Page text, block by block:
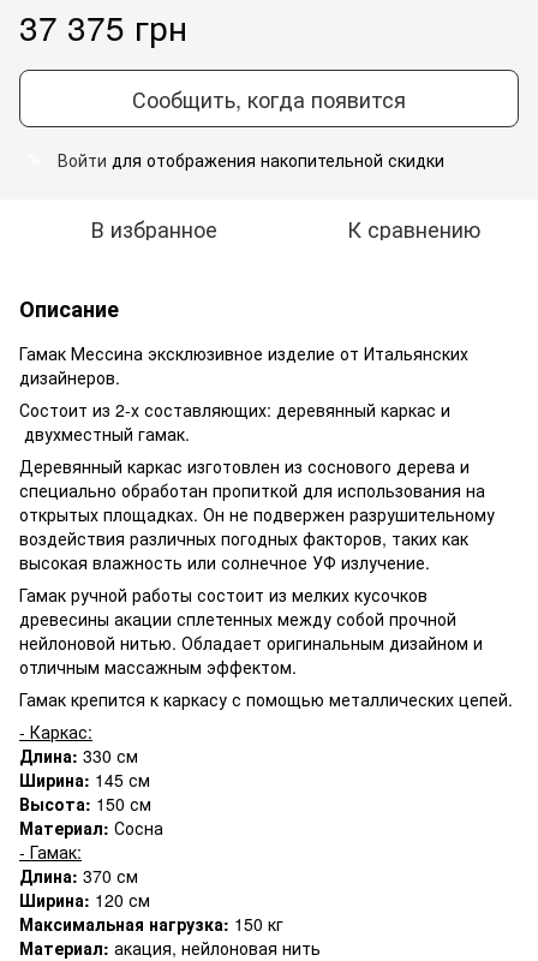
37 375 грн
Сообщить, когда появится
Войти для отображения накопительной скидки
В избранное К сравнению
Описание
Гамак Мессина эксклюзивное изделие от Итальянских
дизайнеров.
Состоит из 2-х составляющих: деревянный каркас и
двухместный гамак.
Деревянный каркас изготовлен из соснового дерева и
специально обработан пропиткой для использования на
открытых площадках. Он не подвержен разрушительному
воздействия различных погодных факторов, таких как
высокая влажность или солнечное УФ излучение.
Гамак ручной работы состоит из мелких кусочков
древесины акации сплетенных между собой прочной
нейлоновой нитью. Обладает оригинальным дизайном и
отличным массажным эффектом.
Гамак крепится к каркасу с помощью металлических цепей.
- Каркас:
Длина: 330 см
Ширина: 145 см
Высота: 150 см
Материал: Сосна
- Гамак:
Длина: 370 см
Ширина: 120 см
Максимальная нагрузка: 150 кг
Материал: акация, нейлоновая нить